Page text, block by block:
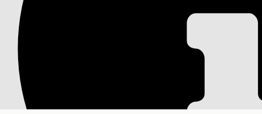
Sala conferenze
Distribuire questo modello per offrire ai
Disponibile nelle versioni: Lightning Experience